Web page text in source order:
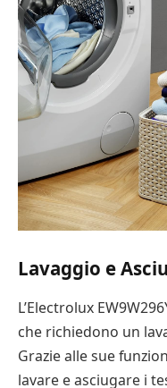
Lavaggio e
L’Electrolux
che richiedono un
Grazie alle sue
lavare e asciugare i